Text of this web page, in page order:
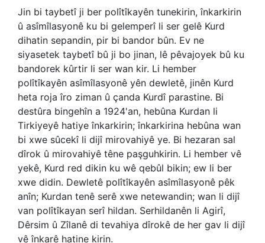
Jin bi taybetî ji ber polîtîkayên tunekirin, înkarkirin
û asîmîlasyonê ku bi gelemperî li ser gelê Kurd
dihatin sepandin, pir bi bandor bûn. Ev ne
siyasetek taybetî bû ji bo jinan, lê pêvajoyek bû ku
bandorek kûrtir li ser wan kir. Li hember
polîtîkayên asîmîlasyonê yên dewletê, jinên Kurd
heta roja îro ziman û çanda Kurdî parastine. Bi
destûra bingehîn a 1924'an, hebûna Kurdan li
Tirkiyeyê hatiye înkarkirin; înkarkirina hebûna wan
bi xwe sûcekî li dijî mirovahiyê ye. Bi hezaran sal
dîrok û mirovahiyê têne paşguhkirin. Li hember vê
yekê, Kurd red dikin ku wê qebûl bikin; ew li ber
xwe didin. Dewletê polîtîkayên asîmîlasyonê pêk
anîn; Kurdan tenê serê xwe netewandin; wan li dijî
van polîtîkayan serî hildan. Serhildanên li Agirî,
Dêrsim û Zîlanê di tevahiya dîrokê de her gav li dijî
vê înkarê hatine kirin.